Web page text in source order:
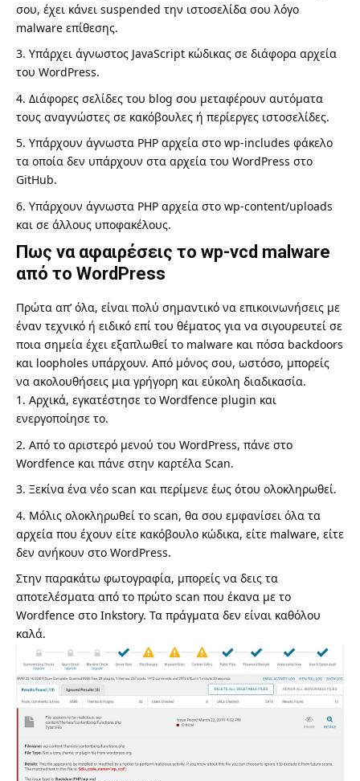
σου, έχει κάνει suspended την ιστοσελίδα σου λόγο
malware επίθεσης.
Υπάρχει άγνωστος JavaScript κώδικας σε διάφορα αρχεία
του WordPress.
Διάφορες σελίδες του blog σου μεταφέρουν αυτόματα
τους αναγνώστες σε κακόβουλες ή περίεργες ιστοσελίδες.
Υπάρχουν άγνωστα PHP αρχεία στο wp-includes φάκελο
τα οποία δεν υπάρχουν στα αρχεία του WordPress στο
GitHub.
Υπάρχουν άγνωστα PHP αρχεία στο wp-content/uploads
και σε άλλους υποφακέλους.
Πως να αφαιρέσεις το wp-vcd malware
από το WordPress
Πρώτα απ’ όλα, είναι πολύ σημαντικό να επικοινωνήσεις με
έναν τεχνικό ή ειδικό επί του θέματος για να σιγουρευτεί σε
ποια σημεία έχει εξαπλωθεί το malware και πόσα backdoors
και loopholes υπάρχουν. Από μόνος σου, ωστόσο, μπορείς
να ακολουθήσεις μια γρήγορη και εύκολη διαδικασία.
Αρχικά, εγκατέστησε το Wordfence plugin και
ενεργοποίησε το.
Από το αριστερό μενού του WordPress, πάνε στο
Wordfence και πάνε στην καρτέλα Scan.
Ξεκίνα ένα νέο scan και περίμενε έως ότου ολοκληρωθεί.
Μόλις ολοκληρωθεί το scan, θα σου εμφανίσει όλα τα
αρχεία που έχουν είτε κακόβουλο κώδικα, είτε malware, είτε
δεν ανήκουν στο WordPress.
Στην παρακάτω φωτογραφία, μπορείς να δεις τα
αποτελέσματα από το πρώτο scan που έκανα με το
Wordfence στο Inkstory. Τα πράγματα δεν είναι καθόλου
καλά.